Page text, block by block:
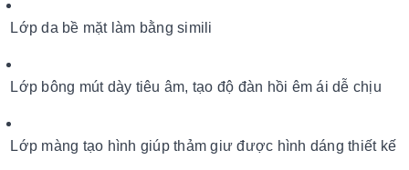
Lớp da bề mặt làm bằng simili
Lớp bông mút dày tiêu âm, tạo độ đàn hồi êm ái dễ chịu
Lớp màng tạo hình giúp thảm giư được hình dáng thiết kế